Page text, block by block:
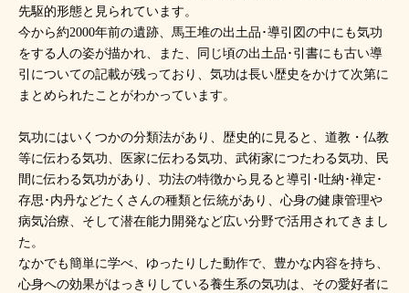
先駆的形態と見られています。
今から約2000年前の遺跡、馬王堆の出土品･導引図の中にも気功
をする人の姿が描かれ、また、同じ頃の出土品･引書にも古い導
引についての記載が残っており、気功は長い歴史をかけて次第に
まとめられたことがわかっています。
気功にはいくつかの分類法があり、歴史的に見ると、道教・仏教
等に伝わる気功、医家に伝わる気功、武術家につたわる気功、民
間に伝わる気功があり、功法の特徴から見ると導引･吐納･禅定･
存思･内丹などたくさんの種類と伝統があり、心身の健康管理や
病気治療、そして潜在能力開発など広い分野で活用されてきまし
た。
なかでも簡単に学べ、ゆったりした動作で、豊かな内容を持ち、
心身への効果がはっきりしている養生系の気功は、その愛好者に